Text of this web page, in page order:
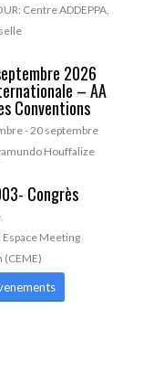
Centre ADDEPPA,
2026
– AA
Conventions
-20 septembre
Houffalize
Congrès
Meeting
(CEME)